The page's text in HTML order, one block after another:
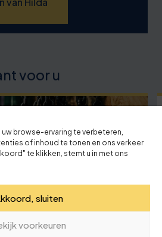
browse-ervaring te verbeteren,
of inhoud te tonen en ons verkeer
te klikken, stemt u in met ons
sluiten
voorkeuren
voor u